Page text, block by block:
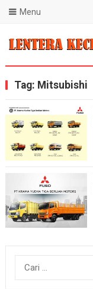
Blog Lentera Kecil
Menu
Tag: Mitsubishi
Cari